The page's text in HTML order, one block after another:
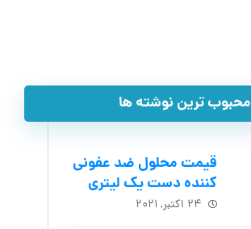
محبوب ترین نوشته ها
قیمت محلول ضد عفونی
کننده دست یک لیتری
۲۴ اکتبر, ۲۰۲۱